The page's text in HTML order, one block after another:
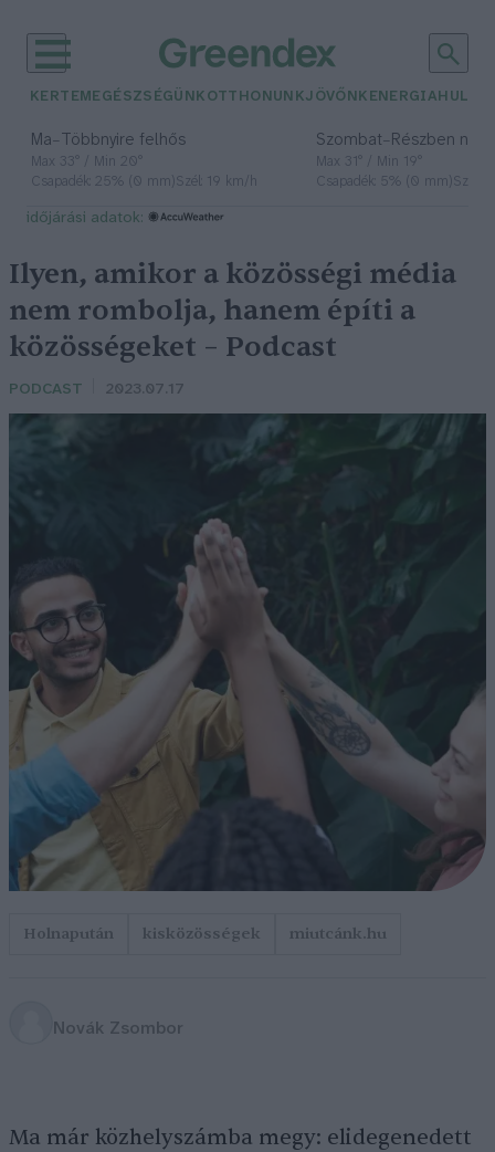
KERTEM EGÉSZSÉGÜNK OTTHONUNKJÖVŐNK ENERGIA
Ma– Többnyire felhős
Max 33° / Min 20°
Csapadék: 25% (0 mm)Szél: 19 km/h
Szombat– Részben
Max 31° / Min 19°
Csapadék: 5% (0 mm)Szél:
időjárási adatok:
Ilyen, amikor a közösségi média
nem rombolja, hanem építi a
közösségeket – Podcast
PODCAST 2023.07.17
Holnapután kisközösségek miutcánk.hu
Novák Zsombor
Ma már közhelyszámba megy: elidegenedett